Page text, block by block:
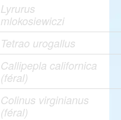
Lyrurus
mlokosiewiczi
Tetrao urogallus
Callipepla californica
(féral)
Colinus virginianus
(féral)